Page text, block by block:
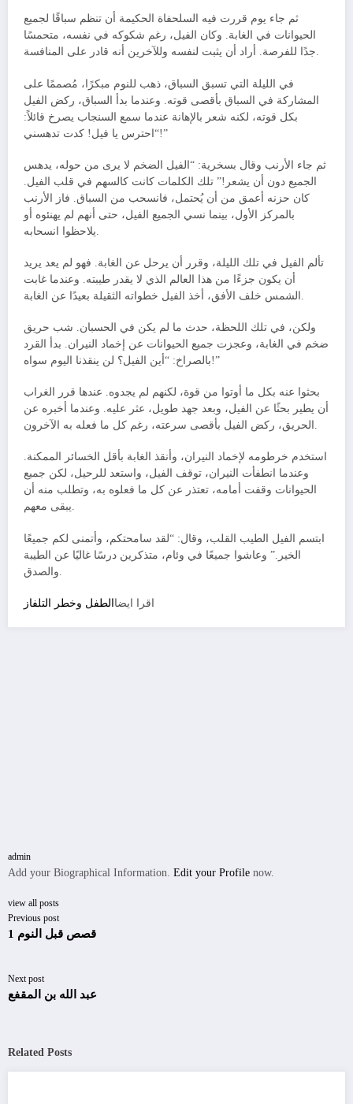
ثم جاء يوم قررت فيه السلحفاة الحكيمة أن تنظم سباقًا لجميع
الحيوانات في الغابة. وكان الفيل، رغم شكوكه في نفسه، متحمسًا
جدًا للفرصة. أراد أن يثبت لنفسه وللآخرين أنه قادر على المنافسة.
في الليلة التي تسبق السباق، ذهب للنوم مبكرًا، مُصممًا على
المشاركة في السباق بأقصى قوته. وعندما بدأ السباق، ركض الفيل
بكل قوته، لكنه شعر بالإهانة عندما سمع السنجاب يصرخ قائلاً:
“احترس يا فيل! كدت تدهسني!”
ثم جاء الأرنب وقال بسخرية: “الفيل الضخم لا يرى من حوله، يدهس
الجميع دون أن يشعر!” تلك الكلمات كانت كالسهم في قلب الفيل.
كان حزنه أعمق من أن يُحتمل، فانسحب من السباق. فاز الأرنب
بالمركز الأول، بينما نسي الجميع الفيل، حتى أنهم لم يهنئوه أو
تألم الفيل في تلك الليلة، وقرر أن يرحل عن الغابة. فهو لم يعد يريد
أن يكون جزءًا من هذا العالم الذي لا يقدر طيبته. وعندما غابت
ولكن، في تلك اللحظة، حدث ما لم يكن في الحسبان. شب حريق
ضخم في الغابة، وعجزت جميع الحيوانات عن إخماد النيران. بدأ القرد
بالصراخ: “أين الفيل؟ لن ينقذنا اليوم سواه!”
بحثوا عنه بكل ما أوتوا من قوة، لكنهم لم يجدوه. عندها قرر الغراب
أن يطير بحثًا عن الفيل، وبعد جهد طويل، عثر عليه. وعندما أخبره عن
الحريق، ركض الفيل بأقصى سرعته، رغم كل ما فعله به الآخرون.
استخدم خرطومه لإخماد النيران، وأنقذ الغابة بأقل الخسائر الممكنة.
وعندما انطفأت النيران، توقف الفيل، واستعد للرحيل، لكن جميع
الحيوانات وقفت أمامه، تعتذر عن كل ما فعلوه به، وتطلب منه أن
يبقى معهم.
ابتسم الفيل الطيب القلب، وقال: “لقد سامحتكم، وأتمنى لكم جميعًا
الخير.” وعاشوا جميعًا في وئام، متذكرين درسًا غاليًا عن الطيبة
اقرا ايضا الطفل وخطر التلفاز
admin
Add your Biographical Information. Edit your Profile now.
view all posts
Previous post
قصص قبل النوم 1
Next post
عبد الله بن المقفع
Related Posts